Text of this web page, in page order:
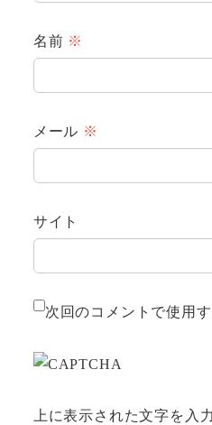
名前 ※
メール ※
サイト
次回のコメントで使用
上に表示された文字を入